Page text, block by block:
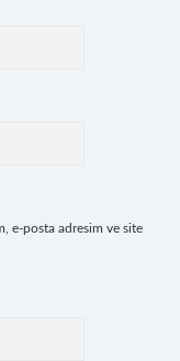
e-posta adresim ve site